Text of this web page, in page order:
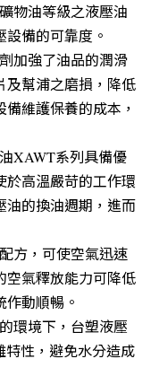
物油等級之液壓油
備的可靠度。
加強了油品的潤滑
及幫浦之磨損，降低
維護保養的成本，
XAWT系列具備優
於高溫嚴苛的工作環
油的換油週期，進而
方，可使空氣迅速
空氣釋放能力可降低
動順暢。
環境下，台塑液壓
性，避免水分造成